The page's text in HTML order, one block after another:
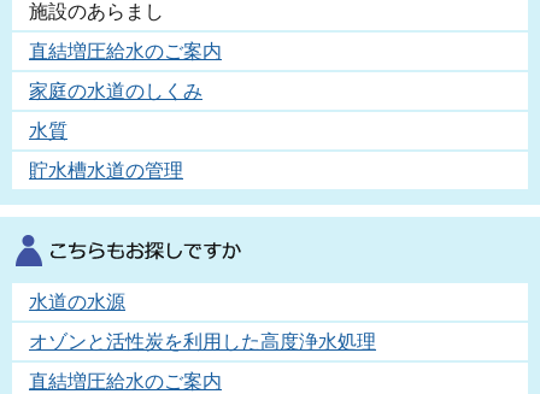
施設のあらまし
直結増圧給水のご案内
家庭の水道のしくみ
水質
貯水槽水道の管理
水道の水源
オゾンと活性炭を利用した高度浄水処理
直結増圧給水のご案内